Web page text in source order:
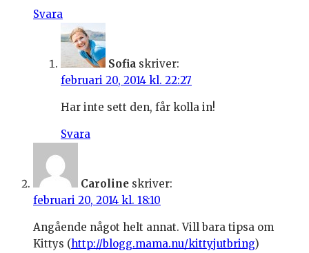
Svara
Sofia skriver:
februari 20, 2014 kl. 22:27
Har inte sett den, får kolla in!
Svara
Caroline skriver:
februari 20, 2014 kl. 18:10
Angående något helt annat. Vill bara tipsa om
Kittys (http://blogg.mama.nu/kittyjutbring)